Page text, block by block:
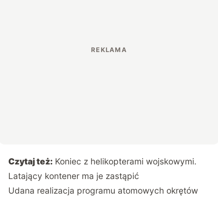
Czytaj też: Koniec z helikopterami wojskowymi.
Latający kontener ma je zastąpić
Udana realizacja programu atomowych okrętów